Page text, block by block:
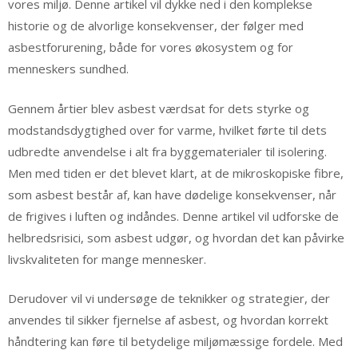
vores miljø. Denne artikel vil dykke ned i den komplekse
historie og de alvorlige konsekvenser, der følger med
asbestforurening, både for vores økosystem og for
menneskers sundhed.
Gennem årtier blev asbest værdsat for dets styrke og
modstandsdygtighed over for varme, hvilket førte til dets
udbredte anvendelse i alt fra byggematerialer til isolering.
Men med tiden er det blevet klart, at de mikroskopiske fibre,
som asbest består af, kan have dødelige konsekvenser, når
de frigives i luften og indåndes. Denne artikel vil udforske de
helbredsrisici, som asbest udgør, og hvordan det kan påvirke
livskvaliteten for mange mennesker.
Derudover vil vi undersøge de teknikker og strategier, der
anvendes til sikker fjernelse af asbest, og hvordan korrekt
håndtering kan føre til betydelige miljømæssige fordele. Med